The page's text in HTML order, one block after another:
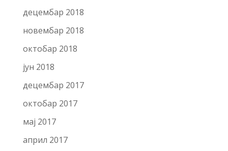
децембар 2018
новембар 2018
октобар 2018
јун 2018
децембар 2017
октобар 2017
мај 2017
април 2017